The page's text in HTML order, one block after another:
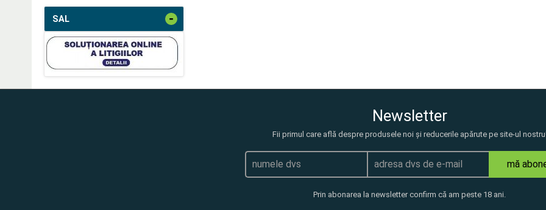
SAL -
Newsletter
Fii primul care află despre produsele noi și reducerile apărute pe site-ul
mă
Prin abonarea la newsletter confirm că am peste 18 ani.